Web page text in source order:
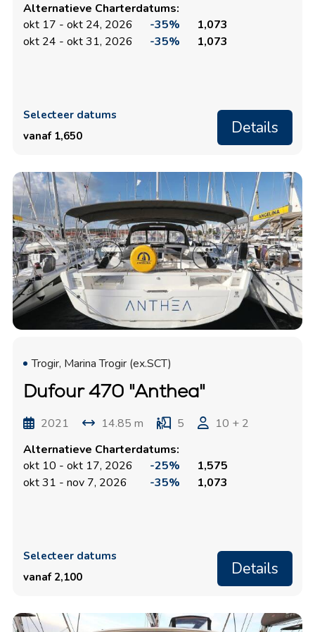
Alternatieve Charterdatums:
okt 17 - okt 24, 2026
-35%
1,073
okt 24 - okt 31, 2026
-35% 1,073
Selecteer datums
vanaf 1,650
Details
Trogir, Marina Trogir (ex.SCT)
Dufour 470 "Anthea"
2021 14.85 m 5
10 + 2
Alternatieve Charterdatums:
okt 10 - okt 17, 2026
-25%
1,575
okt 31 - nov 7, 2026
-35% 1,073
Selecteer datums
vanaf 2,100
Details